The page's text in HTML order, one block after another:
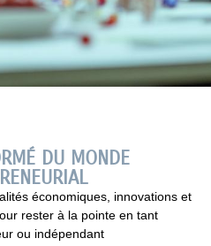
DU MONDE
économiques, innovations et
rester à la pointe en tant
ou indépendant